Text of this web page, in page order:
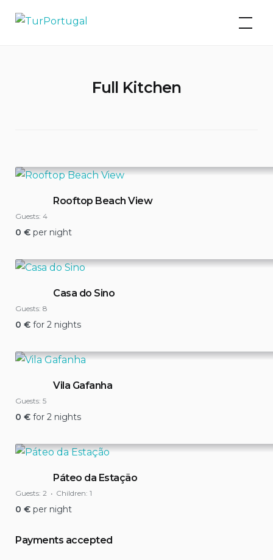
TurPortugal
Full Kitchen
Rooftop Beach View
Guests: 4
0 € per night
Casa do Sino
Guests: 8
0 € for 2 nights
Vila Gafanha
Guests: 5
0 € for 2 nights
Páteo da Estação
Guests: 2 Children: 1
0 € per night
Payments accepted